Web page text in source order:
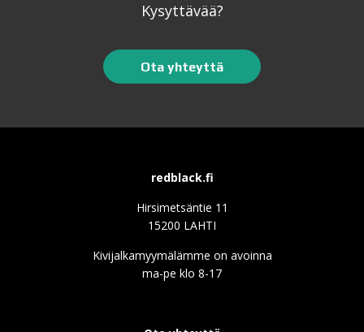
Kysyttävää?
Ota yhteyttä
redblack.fi
Hirsimetsäntie 11
15200 LAHTI
Kivijalkamyymälämme on avoinna
ma-pe klo 8-17